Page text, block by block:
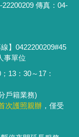
傳真：04-
】0422200209#45
事單位
13：30～17：
戶籍業務)
次護照親辦，僅受